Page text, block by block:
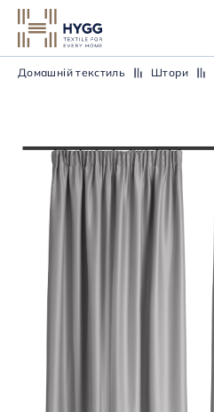
Домашній текстиль Штори